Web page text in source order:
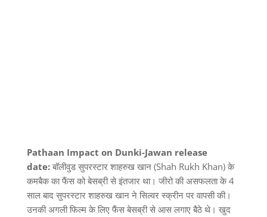
Pathaan Impact on Dunki-Jawan release
date:बॉलीवुड सुपरस्टार शाहरुख खान (Shah Rukh Khan) के
कमबैक का फैंस को बेसब्री से इंतजार था। जीरो की असफलता के 4
साल बाद सुपरस्टार शाहरुख खान ने सिल्वर स्क्रीन पर वापसी की।
उनकी अगली फिल्म के लिए फैंस बेसब्री से आस लगाए बैठे थे। खुद